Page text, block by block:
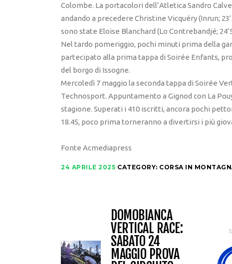
Colombe. La portacolori dell’Atletica Sandro
andando a precedere Christine Vicquéry (Inrun;
sono state Eloise Blanchard (Lo Contrebandjé;
Nel tardo pomeriggio, pochi minuti prima della
partecipato alla prima tappa di Soirée Enfants,
del borgo di Issogne.
Mercoledì 7 maggio la seconda tappa di Soirée
Technosport. Appuntamento a Gignod con La
stagione. Superati i 410 iscritti, ancora pochi
18.45, poco prima torneranno a divertirsi i più
Fonte Acmediapress
24 APRILE 2025 CATEGORY: CORSA IN
DOMOBIANCA
VERTICAL RACE:
SABATO 24
MAGGIO PROVA